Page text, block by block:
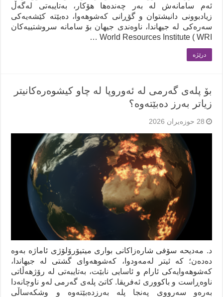
ئەم سامانەش لە بەر چەندەها هۆکار، بەتایبەتی لەگەڵ
زیادبوونی دانیشتوان و گۆڕانی کەشوهەوا، دەبێتە کێشەیەکی
سەرەکی لە جیهاندا، ناوەندی جیهان بۆ سامانە سروشتییەکان
World Resources Institute ( WRI …
درێژه‌
بۆ پلەی گەرمی لە ئەوروپا لە چاو کیشوەرەکانیتر
زیاتر بەرز دەبێتەوە؟
28 حوزه‌یران 2026
د. مەدیحە سۆفی شارەزاکانی بواری میتیۆرۆلۆژی ئاماژە بەوە
دەدەن؛ کە ئیتر لەمەودوا، کەشوهەوای گشتی لە جیهاندا،
کەشوهەوایەکی ئارام و ئاسایی نابێت، بەتایبەتی لە رۆژهەڵاتی
ناوەڕاست و باکووری ئەفریقا. کاتێ پلەی گەرمی لەو ناوچانەدا
بەرەو سەرووی پەنجا پلە بەرزدەبێتەوە و وشکەساڵی